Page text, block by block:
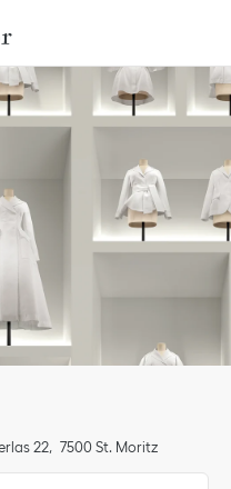
22 7500 St. Moritz